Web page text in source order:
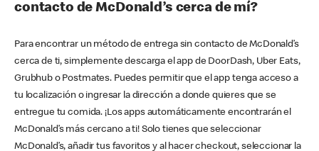
contacto de McDonald’s cerca de mí?
Para encontrar un método de entrega sin contacto de McDonald’s
cerca de ti, simplemente descarga el app de DoorDash, Uber Eats,
Grubhub o Postmates. Puedes permitir que el app tenga acceso a
tu localización o ingresar la dirección a donde quieres que se
entregue tu comida. ¡Los apps automáticamente encontrarán el
McDonald’s más cercano a ti! Solo tienes que seleccionar
McDonald’s, añadir tus favoritos y al hacer checkout, seleccionar la